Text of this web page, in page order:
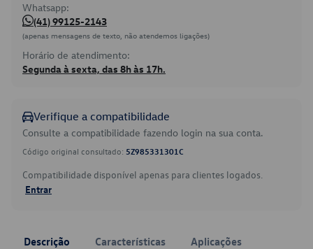
Whatsapp:
(41) 99125-2143
(apenas mensagens de texto, não atendemos ligações)
Horário de atendimento:
Segunda à sexta, das 8h às 17h.
Verifique a compatibilidade
Consulte a compatibilidade fazendo login na sua conta.
Código original consultado: 5Z985331301C
Compatibilidade disponível apenas para clientes logados.
Entrar
Descrição Características Aplicações